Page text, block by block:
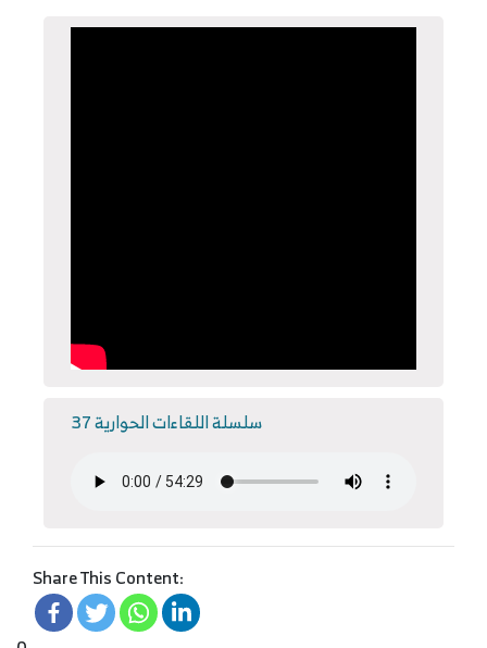
سلسلة اللقاءات الحوارية 37
Share This Content: